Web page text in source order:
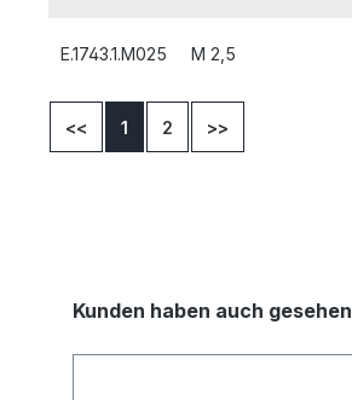
E.1743.1.M025 M 2,5
<< 1 2 >>
Kunden haben auch gesehen